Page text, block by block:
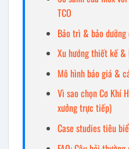
TCO
Bảo trì & bảo dưỡng
Xu hướng thiết kế
Mô hình báo giá &
Vì sao chọn Cơ Khí
xưởng trực tiếp)
Case studies tiêu